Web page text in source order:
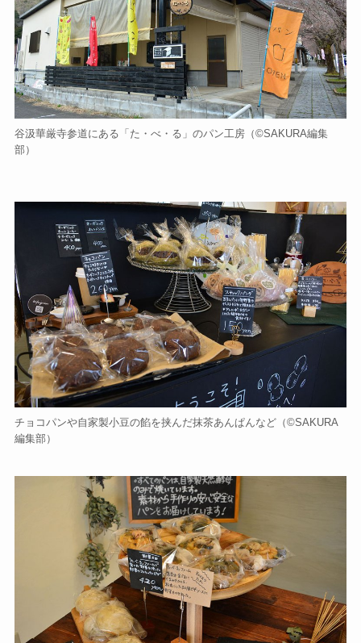
谷汲華厳寺参道にある「た・べ・る」のパン工房（©️SAKURA編集
部）
チョコパンや自家製小豆の餡を挟んだ抹茶あんぱんなど（©️SAKURA
編集部）